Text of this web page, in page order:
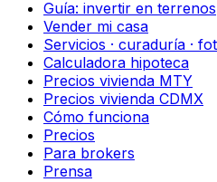
Guía: invertir en terrenos
Vender mi casa
Servicios · curaduría ·
Calculadora hipoteca
Precios vivienda MTY
Precios vivienda CDMX
Cómo funciona
Precios
Para brokers
Prensa